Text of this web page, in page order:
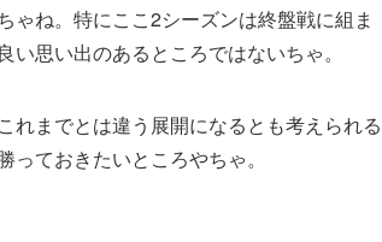
ゃね。特にここ2シーズンは終盤戦に組ま
思い出のあるところではないちゃ。
れまでとは違う展開になるとも考えられる
ておきたいところやちゃ。